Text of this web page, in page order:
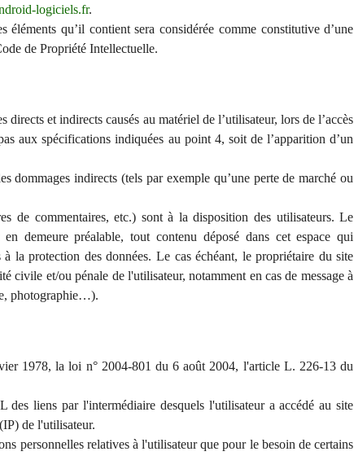
logiciels.fr.
éléments qu’il contient sera considérée comme constitutive d’une
de Propriété Intellectuelle.
directs et indirects causés au matériel de l’utilisateur, lors de l’accès
aux spécifications indiquées au point 4, soit de l’apparition d’un
dommages indirects (tels par exemple qu’une perte de marché ou
de commentaires, etc.) sont à la disposition des utilisateurs. Le
demeure préalable, tout contenu déposé dans cet espace qui
la protection des données. Le cas échéant, le propriétaire du site
civile et/ou pénale de l'utilisateur, notamment en cas de message à
photographie…).
1978, la loi n° 2004-801 du 6 août 2004, l'article L. 226-13 du
des liens par l'intermédiaire desquels l'utilisateur a accédé au site
de l'utilisateur.
personnelles relatives à l'utilisateur que pour le besoin de certains